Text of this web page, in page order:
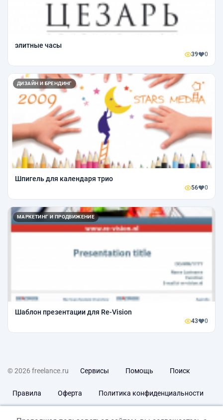
элитные часы
39 0
ДИЗАЙН И БРЕНДИНГ
Шпигель для календаря трио
56 0
МАРКЕТИНГ И ПРОДВИЖЕНИЕ
Шаблон презентации для Re-Vision
43 0
© 2026 freelance.ru Сервисы Помощь Поиск
Правила Оферта Политика конфиденциальности